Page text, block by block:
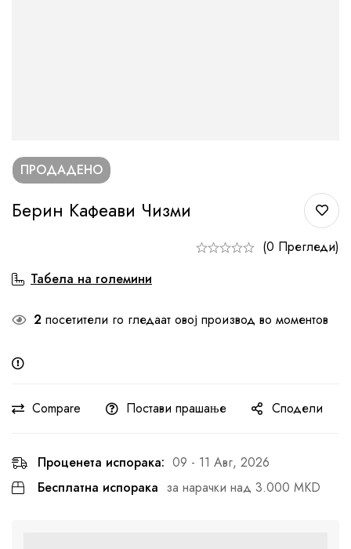
ПРОДАДЕНО
Берин Кафеави Чизми
(0 Прегледи)
Табела на големини
2 посетители го гледаат овој производ во моментов
Compare Постави прашање Сподели
Проценета испорака: 09 - 11 Авг, 2026
Бесплатна испорака за нарачки над 3.000 MKD